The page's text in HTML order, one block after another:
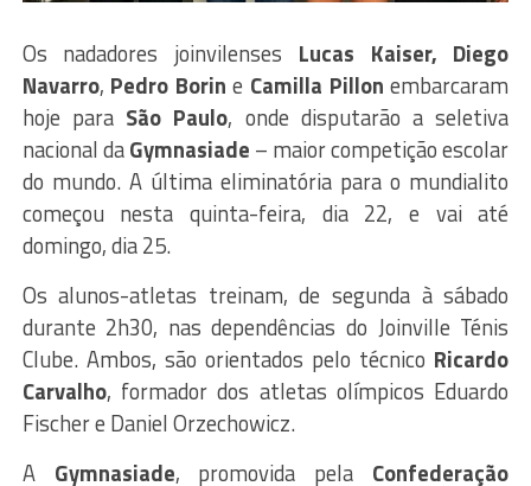
Os nadadores joinvilenses Lucas Kaiser, Diego
Navarro, Pedro Borin e Camilla Pillon embarcaram
hoje para São Paulo, onde disputarão a seletiva
nacional daGymnasiade – maior competição escolar
do mundo. A última eliminatória para o mundialito
começou nesta quinta-feira, dia 22, e vai até
domingo, dia 25.
Os alunos-atletas treinam, de segunda à sábado
durante 2h30, nas dependências do Joinville Ténis
Clube. Ambos, são orientados pelo técnico Ricardo
Carvalho, formador dos atletas olímpicos Eduardo
Fischer e Daniel Orzechowicz.
A Gymnasiade, promovida pela Confederação